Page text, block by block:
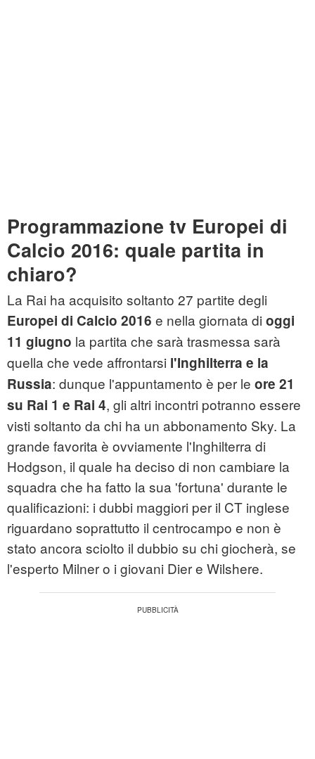
Programmazione tv Europei di
Calcio 2016: quale partita in
chiaro?
La Rai ha acquisito soltanto 27 partite degli
Europei di Calcio 2016 e nella giornata di oggi
11 giugno la partita che sarà trasmessa sarà
quella che vede affrontarsi l'Inghilterra e la
Russia: dunque l'appuntamento è per le ore 21
su Rai 1 e Rai 4, gli altri incontri potranno essere
visti soltanto da chi ha un abbonamento Sky. La
grande favorita è ovviamente l'Inghilterra di
Hodgson, il quale ha deciso di non cambiare la
squadra che ha fatto la sua 'fortuna' durante le
qualificazioni: i dubbi maggiori per il CT inglese
riguardano soprattutto il centrocampo e non è
stato ancora sciolto il dubbio su chi giocherà, se
l'esperto Milner o i giovani Dier e Wilshere.